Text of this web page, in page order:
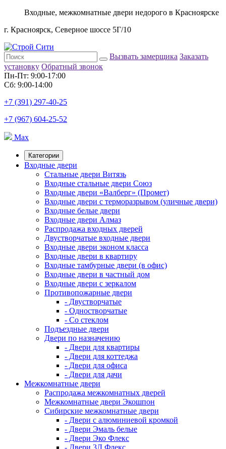
Входные, межкомнатные двери недорого в Красноярске
г. Красноярск, Северное шоссе 5Г/10
Вызвать замерщика Заказать
установку Обратный звонок
Пн-Пт: 9:00-17:00
Сб: 9:00-14:00
+7 (391) 297-40-25
+7 (967) 604-25-52
Max
Категории
Входные двери
Стальные двери Витязь
Входные стальные двери Союз
Входные двери «Валберг» (Промет)
Входные двери с терморазрывом (уличные двери)
Входные белые двери
Входные двери Алмаз
Распродажа входных дверей
Двустворчатые входные двери
Входные двери эконом класса
Входные двери в квартиру
Входные тамбурные двери (в офис)
Входные двери в частный дом
Входные двери с зеркалом
Противопожарные двери
- Двустворчатые
- Одностворчатые
- Со стеклом
Подъездные двери
Двери по назначению
- Двери для квартиры
- Двери для коттеджа
- Двери для офиса
- Двери для дачи
Межкомнатные двери
Распродажа межкомнатных дверей
Межкомнатные двери Экошпон
Сибирские межкомнатные двери
- Двери с алюминиевой кромкой
- Двери Эмаль белые
- Двери Эко Флекс
- Двери 3Д Флекс